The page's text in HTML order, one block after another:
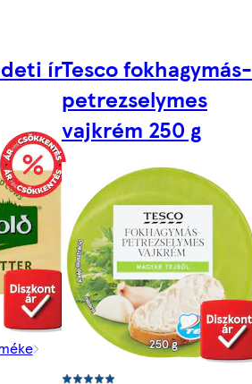
írTesco fokhagymás-
petrezselymes
vajkrém 250 g